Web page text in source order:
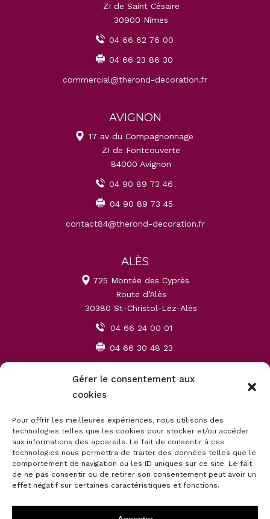
Gérer le consentement aux
cookies
Pour offrir les meilleures expériences, nous utilisons des
technologies telles que les cookies pour stocker et/ou accéder
aux informations des appareils. Le fait de consentir à ces
technologies nous permettra de traiter des données telles que le
comportement de navigation ou les ID uniques sur ce site. Le fait
de ne pas consentir ou de retirer son consentement peut avoir un
effet négatif sur certaines caractéristiques et fonctions.
ZI de Saint Césaire
30900 Nîmes
04 66 62 76 00
04 66 23 86 30
commercial@therond-decoration.fr
AVIGNON
17 av du Compagnonnage
ZI de Fontcouverte
84000 Avignon
04 90 89 73 46
04 90 89 73 45
contact84@therond-decoration.fr
ALÈS
725 Montée des Cyprès
Route d’Alès
30380 St-Christol-Lez-Alès
04 66 24 00 01
04 66 30 48 23
450 rue de la Jasse de Maurin
ZAC Garosud
34000 Montpellier
04 67 06 81 00
04 67 06 81 09